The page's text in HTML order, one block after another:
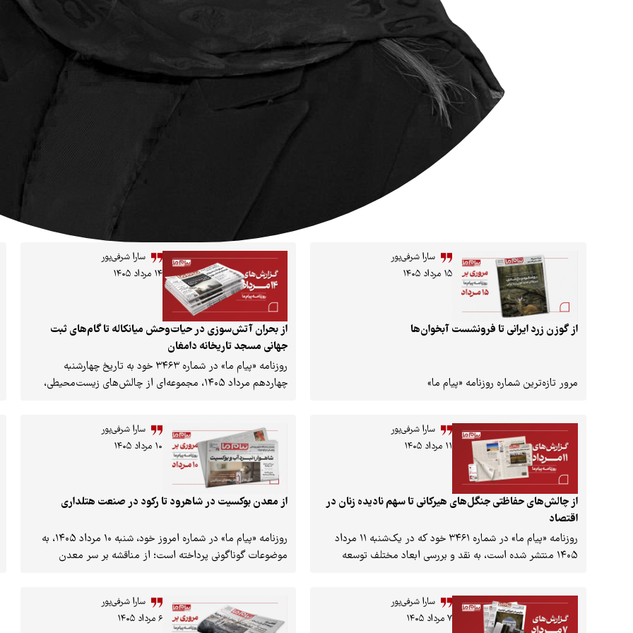
سارا شرفی‌پور
۱۵ مرداد ۱۴۰۵
از گوزن زرد ایرانی تا فرونشست آبخوان‌ها
مرور تازه‌ترین شماره روزنامه «پیام ما»
سارا شرفی‌پور
۱۴ مرداد ۱۴۰۵
از بحران آتش‌سوزی در حیات‌وحش میانکاله تا گام‌های ثبت
جهانی مسجد تاریخانه دامغان
روزنامه «پیام ما» در شماره ۳۴۶۳ خود به تاریخ چهارشنبه
چهاردهم مرداد ۱۴۰۵، مجموعه‌ای از چالش‌های زیست‌محیطی،
۸۰۰ هکتار از اراضی آن، ابهامات پیرامون زمان برگزاری انتخابات
شوراهای شهر، تأثیر مخرب گونه‌های مهاجم بر تنوع زیستی جزیره
شیدور و همچنین تلاش‌ها برای رفع موانع ثبت جهانی مسجد
تاریخانه دامغان، از محورهای اصلی این شماره به شمار می‌روند.
سارا شرفی‌پور
۱۱ مرداد ۱۴۰۵
از چالش‌های حفاظتی جنگل‌های هیرکانی تا سهم نادیده زنان در
اقتصاد
روزنامه «پیام ما» در شماره ۳۴۶۱ خود که در یک‌شنبه ۱۱ مرداد
۱۴۰۵ منتشر شده است، به نقد و بررسی ابعاد مختلف توسعه
کشاورزی را به چالش کشیده و وضعیت معیشتی تحت فشار تورم
و بحران‌های زیست‌محیطی در تالاب هورالعظیم را واکاوی کرده
سارا شرفی‌پور
۱۰ مرداد ۱۴۰۵
از معدن بوکسیت در شاهرود تا رکود در صنعت هتلداری
روزنامه «پیام ما» در شماره امروز خود، شنبه ۱۰ مرداد ۱۴۰۵، به
موضوعات گوناگونی پرداخته است؛ از مناقشه بر سر معدن
خرید مردم. همچنین به حملات به مناطق مسکونی در قشم، خطر
شیوع وبا در زنجان ناشی از استفاده از فاضلاب در مزارع، و
سارا شرفی‌پور
۷ مرداد ۱۴۰۵
سارا شرفی‌پور
۶ مرداد ۱۴۰۵